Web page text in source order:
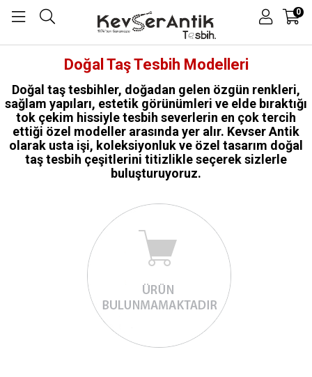
0
Doğal Taş Tesbih Modelleri
Doğal taş tesbihler, doğadan gelen özgün renkleri,
sağlam yapıları, estetik görünümleri ve elde bıraktığı
tok çekim hissiyle tesbih severlerin en çok tercih
ettiği özel modeller arasında yer alır. Kevser Antik
olarak usta işi, koleksiyonluk ve özel tasarım doğal
taş tesbih çeşitlerini titizlikle seçerek sizlerle
buluşturuyoruz.